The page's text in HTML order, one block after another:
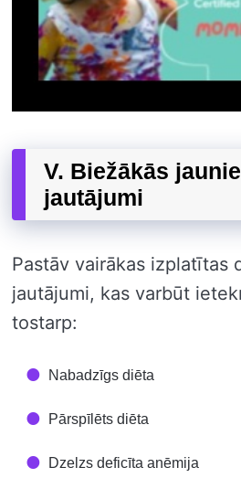
V. Biežākās
jautājumi
Pastāv vairākas izplatītas
jautājumi, kas varbūt
tostarp:
Nabadzīgs diēta
Pārspīlēts diēta
Dzelzs deficīta anēmija